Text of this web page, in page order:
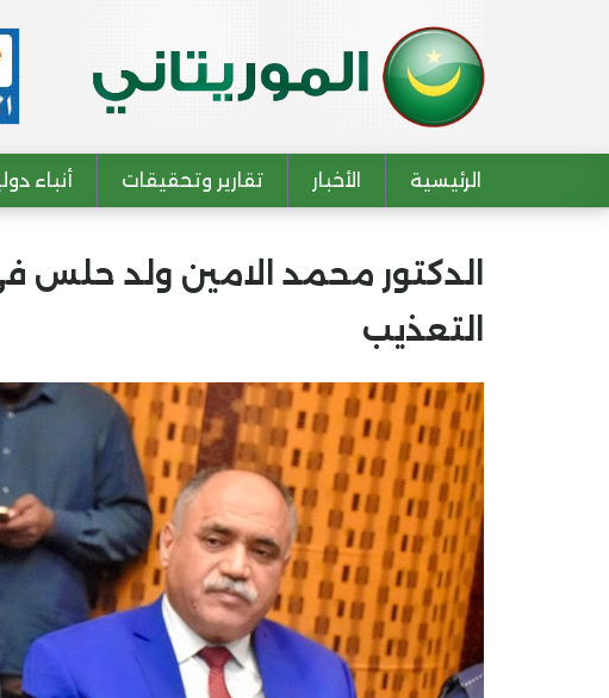
Main navigation
الرئيسية الأخبار تقارير وتحقيقات أنباء
الدكتور محمد الامين ولد حلس
التعذيب